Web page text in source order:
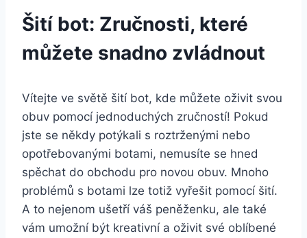
Šití bot: Zručnosti, které
můžete snadno zvládnout
Vítejte ve světě⁣ šití ​bot, ⁢kde můžete oživit svou
obuv pomocí⁤ jednoduchých zručností! Pokud
jste se někdy potýkali s⁢ roztrženými nebo
opotřebovanými botami, nemusíte se hned
spěchat do obchodu pro novou obuv. Mnoho
problémů s botami lze totiž vyřešit pomocí‍ šití.
A to nejenom ušetří‍ váš peněženku, ‍ale také
vám umožní být kreativní a oživit své oblíbené